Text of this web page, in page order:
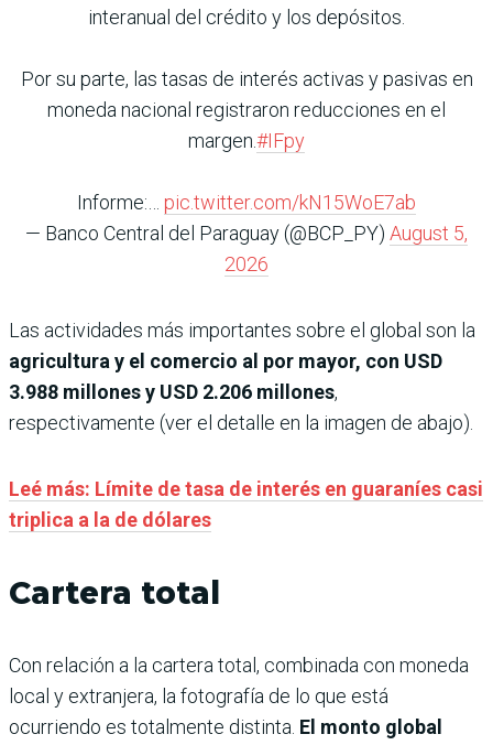
interanual del crédito y los depósitos.
Por su parte, las tasas de interés activas y pasivas en
moneda nacional registraron reducciones en el
margen.#IFpy
Informe:… pic.twitter.com/kN15WoE7ab
— Banco Central del Paraguay (@BCP_PY) August 5,
2026
Las actividades más importantes sobre el global son la
agricultura y el comercio al por mayor, con USD
3.988 millones y USD 2.206 millones,
respectivamente (ver el detalle en la imagen de abajo).
Leé más: Límite de tasa de interés en guaraníes casi
triplica a la de dólares
Cartera total
Con relación a la cartera total, combinada con moneda
local y extranjera, la fotografía de lo que está
ocurriendo es totalmente distinta. El monto global